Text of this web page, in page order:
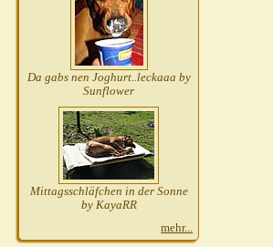
Da gabs nen Joghurt..leckaaa by
Sunflower
Mittagsschläfchen in der Sonne
by KayaRR
mehr...